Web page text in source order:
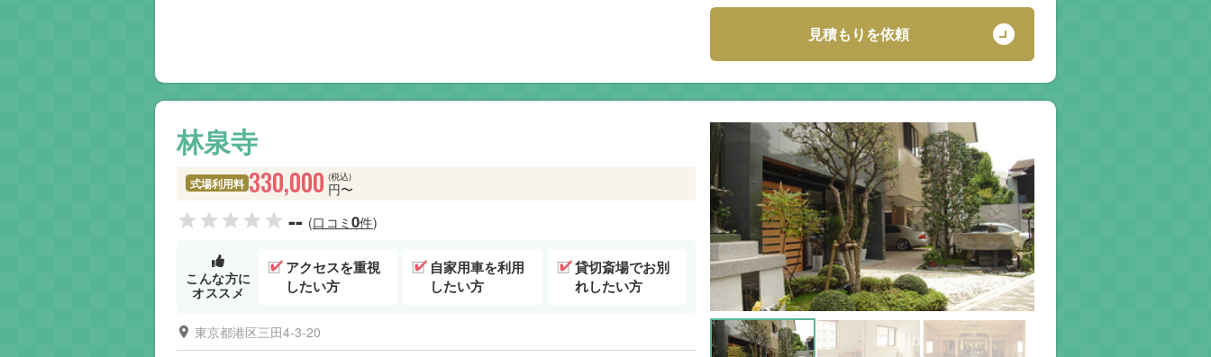
見積もりを依頼
林泉寺
式場利用料 (税込)
330,000 円〜
-- (口コミ0件)
こんな方に
オススメ
アクセスを重視
したい方
自家用車を利用
したい方
貸切斎場でお別
れしたい方
東京都港区三田4-3-20